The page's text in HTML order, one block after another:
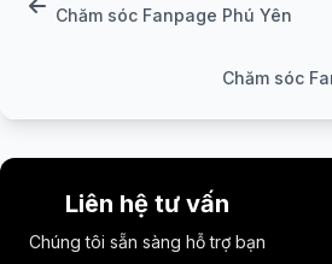
Chăm sóc Fanpage Phú Yên
Chăm sóc
Liên hệ tư vấn
Chúng tôi sẵn sàng hỗ trợ bạn